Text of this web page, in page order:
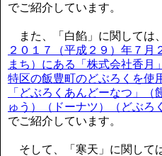
でご紹介しています。
また、「白餡」に関しては、
２０１７（平成２９）年７月
まち）にある「株式会社香月
特区の飯豊町のどぶろくを使
「どぶろくあんどーなつ」
ゅう）（ドーナツ）（どぶろ
でご紹介しています。
そして、「寒天」に関して